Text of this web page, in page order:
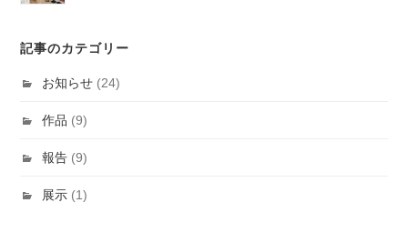
記事のカテゴリー
お知らせ (24)
作品 (9)
報告 (9)
展示 (1)